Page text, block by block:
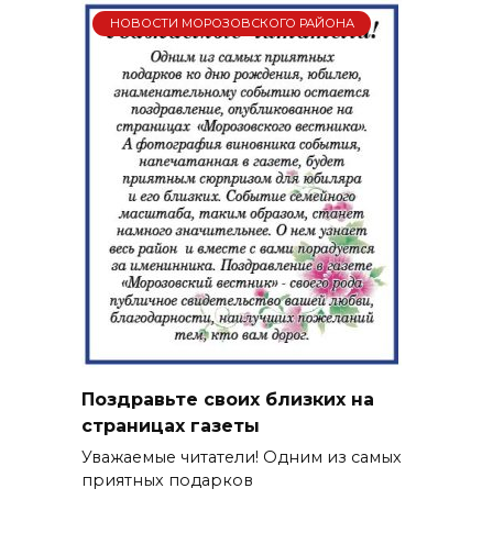
НОВОСТИ МОРОЗОВСКОГО РАЙОНА
Поздравьте своих близких на
страницах газеты
Уважаемые читатели! Одним из самых
приятных подарков